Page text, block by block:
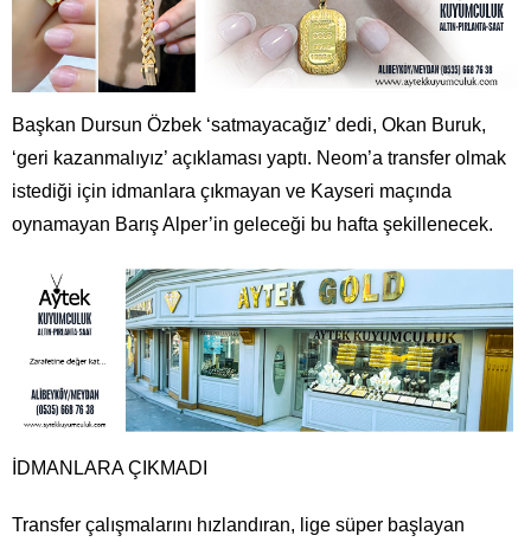
Başkan Dursun Özbek ‘satmayacağız’ dedi, Okan Buruk,
‘geri kazanmalıyız’ açıklaması yaptı. Neom’a transfer olmak
istediği için idmanlara çıkmayan ve Kayseri maçında
oynamayan Barış Alper’in geleceği bu hafta şekillenecek.
İDMANLARA ÇIKMADI
Transfer çalışmalarını hızlandıran, lige süper başlayan